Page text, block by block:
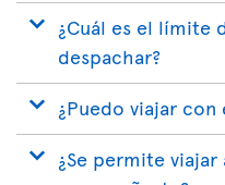
¿Cuál es el límite
despachar?
¿Puedo viajar
¿Se permite viajar